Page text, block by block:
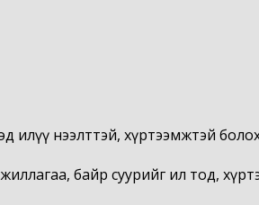
илүү нээлттэй, хүртээмжтэй
байр суурийг ил тод,